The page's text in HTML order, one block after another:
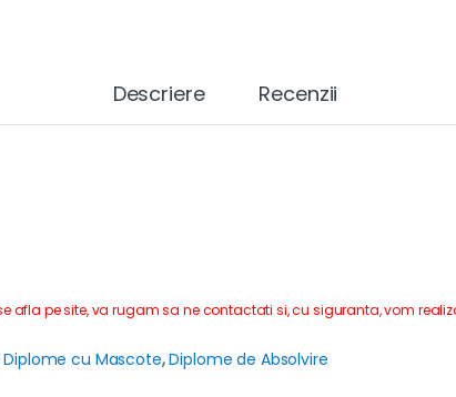
Descriere Recenzii
afla pe site, va rugam sa ne contactati si, cu siguranta, vom
Diplome cu Mascote,Diplome de Absolvire